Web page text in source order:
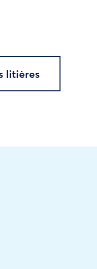
litières